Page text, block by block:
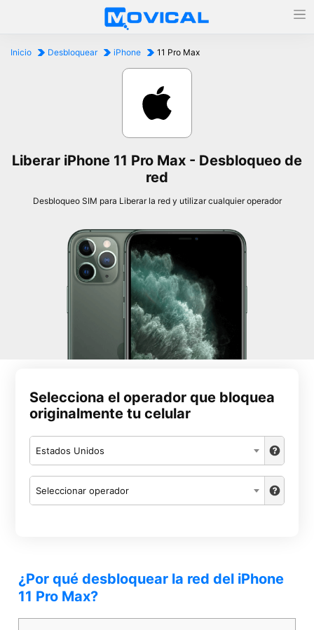
Inicio Desbloquear iPhone 11 Pro Max
Liberar iPhone 11 Pro Max - Desbloqueo de
red
Desbloqueo SIM para Liberar la red y utilizar cualquier operador
Selecciona el operador que bloquea
originalmente tu celular
Estados Unidos
Seleccionar operador
¿Por qué desbloquear la red del iPhone
11 Pro Max?